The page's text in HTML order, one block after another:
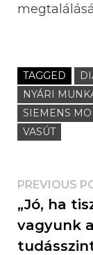
TAGGED
NYÁRI
SIEMENS
VASÚT
PREVIOUS
„Jó, ha
vagyunk